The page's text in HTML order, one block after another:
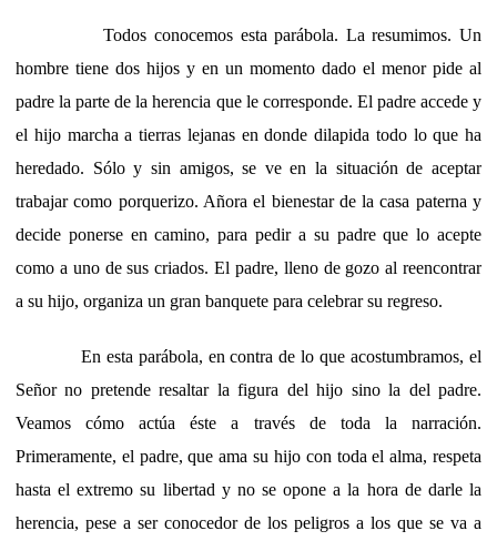
Todos conocemos esta parábola. La resumimos. Un
hombre tiene dos hijos y en un momento dado el menor pide al
padre la parte de la herencia que le corresponde. El padre accede y
el hijo marcha a tierras lejanas en donde dilapida todo lo que ha
heredado. Sólo y sin amigos, se ve en la situación de aceptar
trabajar como porquerizo. Añora el bienestar de la casa paterna y
decide ponerse en camino, para pedir a su padre que lo acepte
como a uno de sus criados. El padre, lleno de gozo al reencontrar
a su hijo, organiza un gran banquete para celebrar su regreso.
En esta parábola, en contra de lo que acostumbramos, el
Señor no pretende resaltar la figura del hijo sino la del padre.
Veamos cómo actúa éste a través de toda la narración.
Primeramente, el padre, que ama su hijo con toda el alma, respeta
hasta el extremo su libertad y no se opone a la hora de darle la
herencia, pese a ser conocedor de los peligros a los que se va a